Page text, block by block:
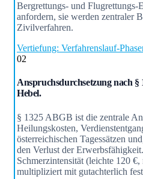
Bergrettungs- und Flugrettungs-
anfordern, sie werden zentraler
Zivilverfahren.
Vertiefung: Verfahrenslauf-
02
Anspruchsdurchsetzung nach §
Hebel.
§ 1325 ABGB ist die zentrale
Heilungskosten,
österreichischen Tagessätzen
den Verlust der
Schmerzintensität (leichte 120
multipliziert mit gutachterlich